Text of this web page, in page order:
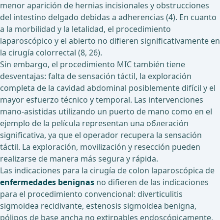
menor aparición de hernias incisionales y obstrucciones
del intestino delgado debidas a adherencias (4). En cuanto
a la morbilidad y la letalidad, el procedimiento
laparoscópico y el abierto no difieren significativamente en
la cirugía colorrectal (8, 26).
Sin embargo, el procedimiento MIC también tiene
desventajas: falta de sensación táctil, la exploración
completa de la cavidad abdominal posiblemente difícil y el
mayor esfuerzo técnico y temporal. Las intervenciones
mano-asistidas utilizando un puerto de mano como en el
ejemplo de la película representan una облегación
significativa, ya que el operador recupera la sensación
táctil. La exploración, movilización y resección pueden
realizarse de manera más segura y rápida.
Las indicaciones para la cirugía de colon laparoscópica de
enfermedades benignas no difieren de las indicaciones
para el procedimiento convencional: diverticulitis
sigmoidea recidivante, estenosis sigmoidea benigna,
pólipos de base ancha no extirpables endoscópicamente,